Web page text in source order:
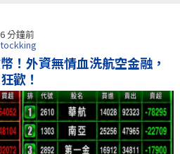
分鐘前
！外資無情血洗航空金融，
歡！